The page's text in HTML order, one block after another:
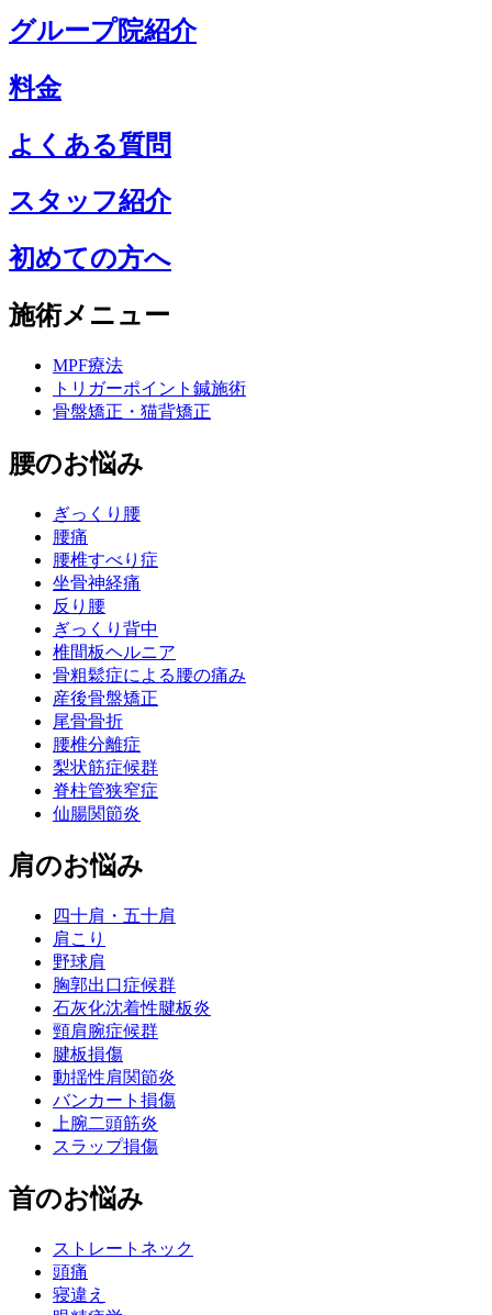
グループ院紹介
料金
よくある質問
スタッフ紹介
初めての方へ
施術メニュー
MPF療法
トリガーポイント鍼施術
骨盤矯正・猫背矯正
腰のお悩み
ぎっくり腰
腰痛
腰椎すべり症
坐骨神経痛
反り腰
ぎっくり背中
椎間板ヘルニア
骨粗鬆症による腰の痛み
産後骨盤矯正
尾骨骨折
腰椎分離症
梨状筋症候群
脊柱管狭窄症
仙腸関節炎
肩のお悩み
四十肩・五十肩
肩こり
野球肩
胸郭出口症候群
石灰化沈着性腱板炎
頸肩腕症候群
腱板損傷
動揺性肩関節炎
バンカート損傷
上腕二頭筋炎
スラップ損傷
首のお悩み
ストレートネック
頭痛
寝違え